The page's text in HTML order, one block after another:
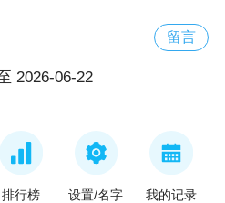
留言
2026-06-22
排行榜 设置/名字 我的记录